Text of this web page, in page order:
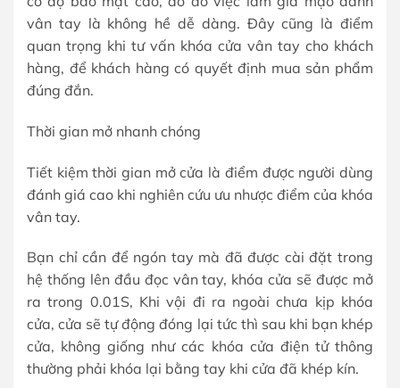
vân tay là không hề dễ dàng. Đây cũng là điểm
quan trọng khi tư vấn khóa cửa vân tay cho khách
hàng, để khách hàng có quyết định mua sản phẩm
đúng đắn.
Thời gian mở nhanh chóng
Tiết kiệm thời gian mở cửa là điểm được người dùng
đánh giá cao khi nghiên cứu ưu nhược điểm của khóa
vân tay.
Bạn chỉ cần để ngón tay mà đã được cài đặt trong
hệ thống lên đầu đọc vân tay, khóa cửa sẽ được mở
ra trong 0.01S, Khi vội đi ra ngoài chưa kịp khóa
cửa, cửa sẽ tự động đóng lại tức thì sau khi bạn khép
cửa, không giống như các khóa cửa điện tử thông
thường phải khóa lại bằng tay khi cửa đã khép kín.